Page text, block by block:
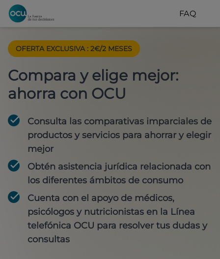
FAQ
OFERTA EXCLUSIVA : 2€/2 MESES
Compara y elige mejor:
ahorra con OCU
Consulta las comparativas imparciales de
productos y servicios para ahorrar y elegir
mejor
Obtén asistencia jurídica relacionada con
los diferentes ámbitos de consumo
Cuenta con el apoyo de médicos,
psicólogos y nutricionistas en la Línea
telefónica OCU para resolver tus dudas y
consultas